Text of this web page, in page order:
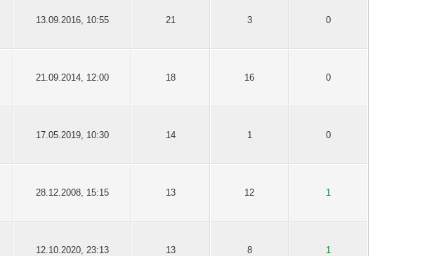
13.09.2016, 10:55 21 3 0
21.09.2014, 12:00 18 16 0
17.05.2019, 10:30 14 1 0
28.12.2008, 15:15 13 12 1
12.10.2020, 23:13 13 8 1